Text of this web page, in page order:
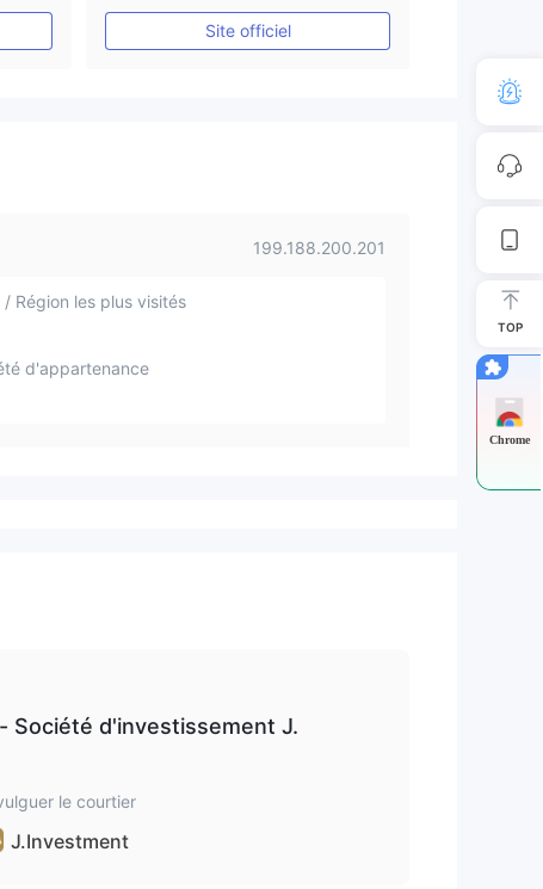
Etiquette principale MT4
Site officiel
199.188.200.201
/ Région les plus visités
d'appartenance
Société d'investissement J.
le courtier
J.Investment
TOP
Chrome